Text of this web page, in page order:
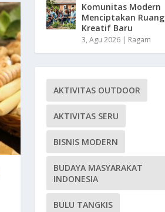
Komunitas Modern
Menciptakan Ruang
Kreatif Baru
3, Agu 2026 | Ragam
AKTIVITAS OUTDOOR
AKTIVITAS SERU
BISNIS MODERN
BUDAYA MASYARAKAT
INDONESIA
BULU TANGKIS